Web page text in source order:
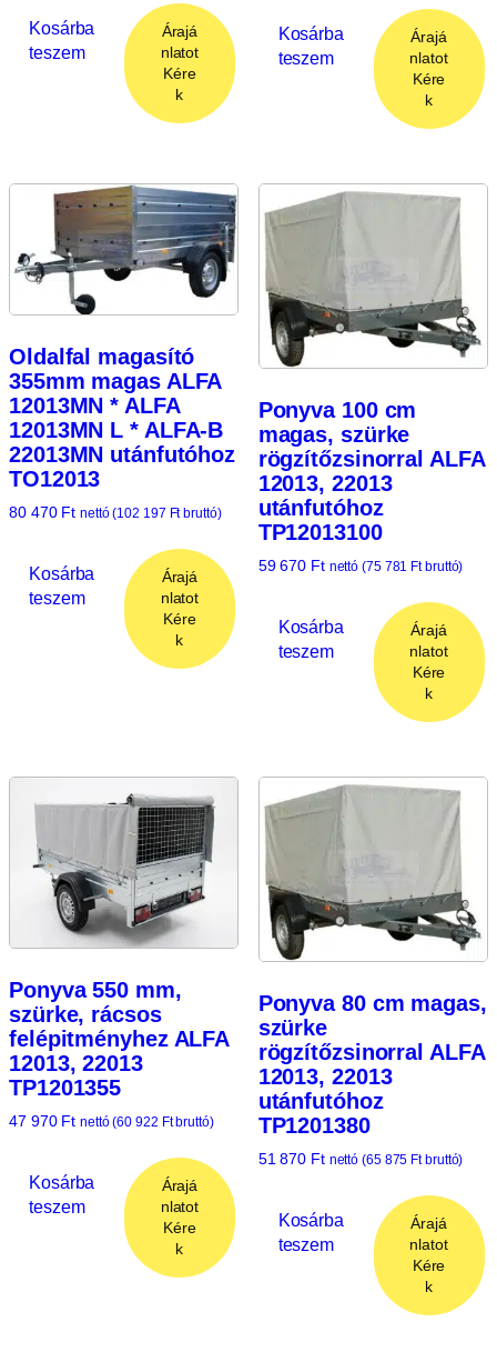
Kosárba
teszem
Árajá
nlatot
Kére
k
Kosárba
teszem
Árajá
nlatot
Kére
k
Oldalfal magasító
355mm magas ALFA
12013MN * ALFA
12013MN L * ALFA-B
22013MN utánfutóhoz
TO12013
80 470 Ft nettó (102 197 Ftbruttó)
Kosárba
teszem
Árajá
nlatot
Kére
k
Ponyva 100 cm
magas, szürke
rögzítőzsinorral ALFA
12013, 22013
utánfutóhoz
TP12013100
59 670 Ft nettó (75 781 Ftbruttó)
Kosárba
teszem
Árajá
nlatot
Kére
k
Ponyva 550 mm,
szürke, rácsos
felépitményhez ALFA
12013, 22013
TP1201355
47 970 Ft nettó (60 922 Ftbruttó)
Kosárba
teszem
Árajá
nlatot
Kére
k
Ponyva 80 cm magas,
szürke
rögzítőzsinorral ALFA
12013, 22013
utánfutóhoz
TP1201380
51 870 Ft nettó (65 875 Ftbruttó)
Kosárba
teszem
Árajá
nlatot
Kére
k